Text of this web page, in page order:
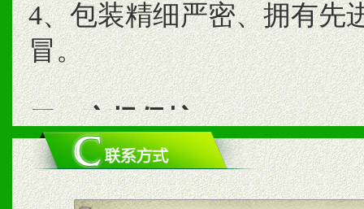
4、包装精细严密、拥有先
冒。
二、市场保护
1、统一市场价格；建立全
商利润。